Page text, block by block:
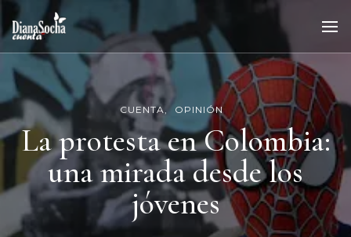
CUENTA OPINIÓN
La protesta en Colombia:
una mirada desde los
jóvenes